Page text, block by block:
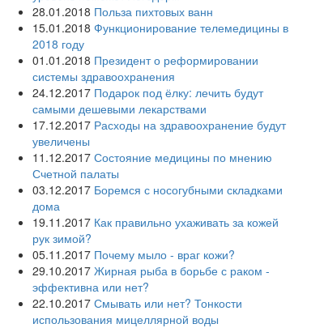
28.01.2018 Польза пихтовых ванн
15.01.2018 Функционирование телемедицины в
2018 году
01.01.2018 Президент о реформировании
системы здравоохранения
24.12.2017 Подарок под ёлку: лечить будут
самыми дешевыми лекарствами
17.12.2017 Расходы на здравоохранение будут
увеличены
11.12.2017 Состояние медицины по мнению
Счетной палаты
03.12.2017 Боремся с носогубными складками
дома
19.11.2017 Как правильно ухаживать за кожей
рук зимой?
05.11.2017 Почему мыло - враг кожи?
29.10.2017 Жирная рыба в борьбе с раком -
эффективна или нет?
22.10.2017 Смывать или нет? Тонкости
использования мицеллярной воды